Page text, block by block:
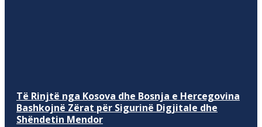
Të Rinjtë nga Kosova dhe Bosnja e Hercegovina
Bashkojnë Zërat për Sigurinë Digjitale dhe
Shëndetin Mendor